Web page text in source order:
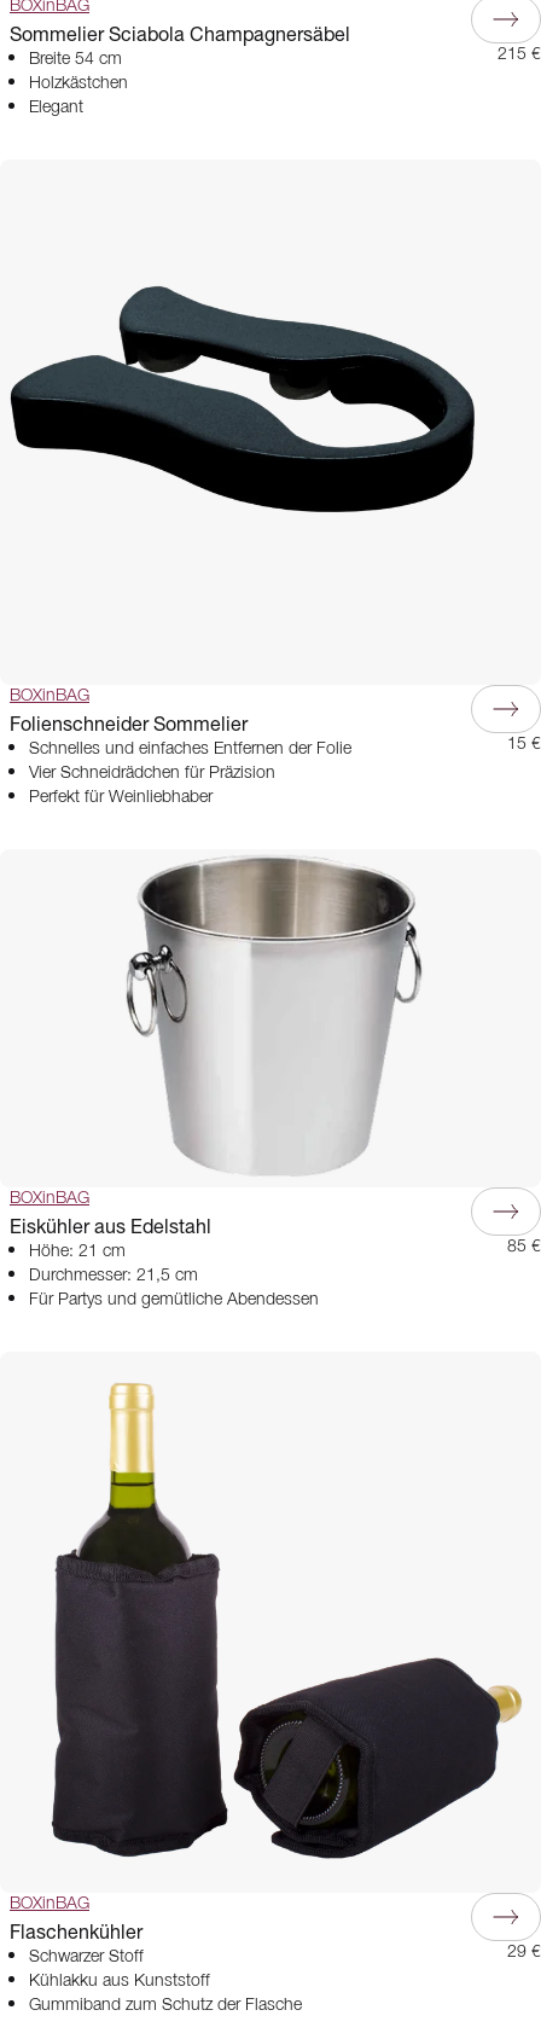
BOXinBAG
Sommelier Sciabola Champagnersäbel
Breite 54 cm
Holzkästchen
Elegant
215 €
BOXinBAG
Folienschneider Sommelier
Schnelles und einfaches Entfernen der Folie
Vier Schneidrädchen für Präzision
Perfekt für Weinliebhaber
15 €
BOXinBAG
Eiskühler aus Edelstahl
Höhe: 21 cm
Durchmesser: 21,5 cm
Für Partys und gemütliche Abendessen
85 €
BOXinBAG
Flaschenkühler
Schwarzer Stoff
Kühlakku aus Kunststoff
Gummiband zum Schutz der Flasche
29 €